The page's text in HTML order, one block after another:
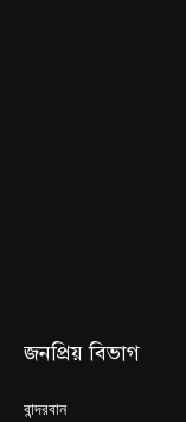
জনপ্রিয় বিভাগ
বান্দরবান